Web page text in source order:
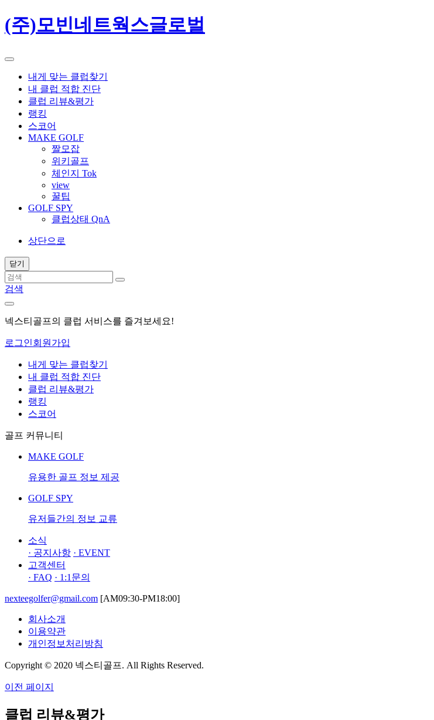
(주)모빈네트웍스글로벌
내게 맞는 클럽찾기
내 클럽 적합 진단
클럽 리뷰&평가
랭킹
스코어
MAKE GOLF
짤모잡
위키골프
체인지 Tok
view
꿀팁
GOLF SPY
클럽상태 QnA
상단으로
닫기
검색
넥스티골프의 클럽 서비스를 즐겨보세요!
로그인회원가입
내게 맞는 클럽찾기
내 클럽 적합 진단
클럽 리뷰&평가
랭킹
스코어
골프 커뮤니티
MAKE GOLF
유용한 골프 정보 제공
GOLF SPY
유저들간의 정보 교류
소식
· 공지사항 · EVENT
고객센터
· FAQ · 1:1문의
nexteegolfer@gmail.com [AM09:30-PM18:00]
회사소개
이용약관
개인정보처리방침
Copyright © 2020 넥스티골프. All Rights Reserved.
이전 페이지
클럽 리뷰&평가